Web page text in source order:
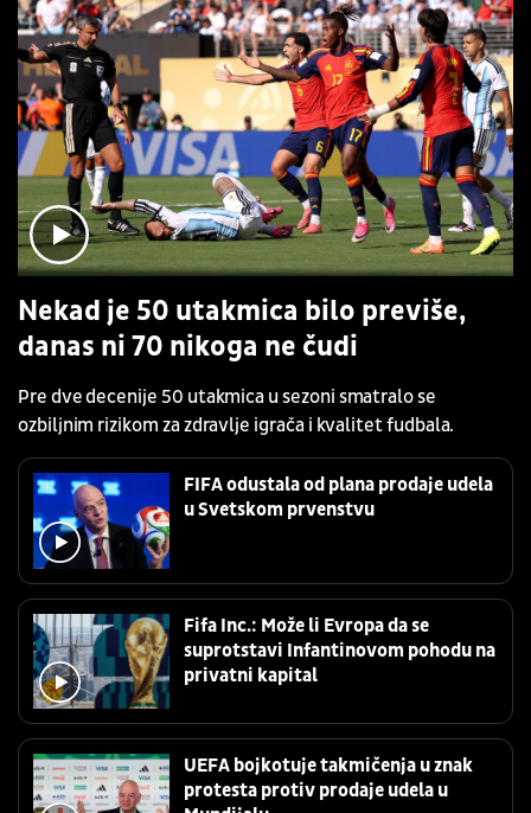
Nekad je 50 utakmica bilo previše,
danas ni 70 nikoga ne čudi
Pre dve decenije 50 utakmica u sezoni smatralo se
ozbiljnim rizikom za zdravlje igrača i kvalitet fudbala.
FIFA odustala od plana prodaje udela
u Svetskom prvenstvu
Fifa Inc.: Može li Evropa da se
suprotstavi Infantinovom pohodu na
privatni kapital
UEFA bojkotuje takmičenja u znak
protesta protiv prodaje udela u